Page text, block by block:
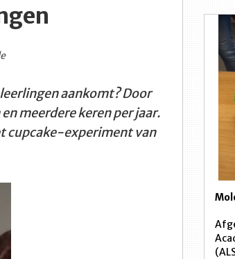
aankomt? Door
meerdere keren per jaar.
cupcake-experiment van